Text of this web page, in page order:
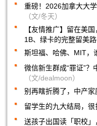
重磅！2026加拿大大
（文/冬天）
【友情推广】留在美
1B、绿卡的完整留美
斯坦福、哈佛、MIT，
微信新生群成“罪证”
（文/dealmoon）
别再瞎折腾了，中产
留学生的九大结局，很
送孩子出国读「职校